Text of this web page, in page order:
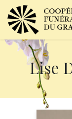
Lise